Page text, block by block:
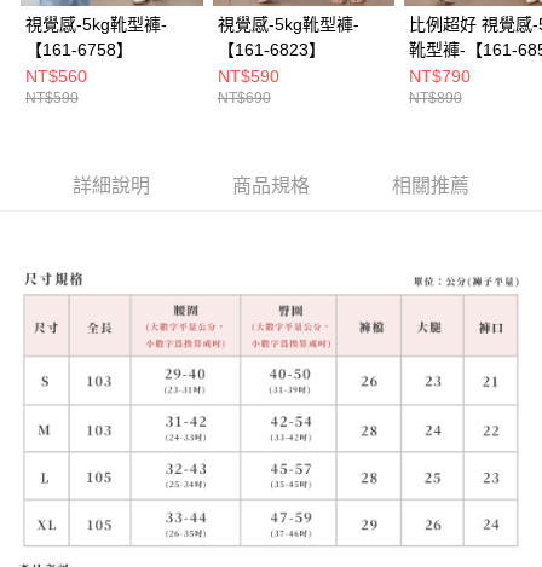
視覺感-5kg靴型褲-
【161-6758】
NT$560
NT$590
視覺感-5kg靴型褲-
【161-6823】
NT$590
NT$690
比例超好 視覺感
靴型褲-【161-
NT$790
NT$890
詳細說明 商品規格 相關推薦